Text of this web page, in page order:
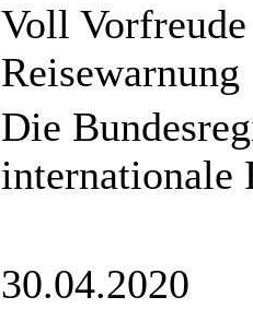
Voll
Reisewarnung
Die
internationale
30.04.2020